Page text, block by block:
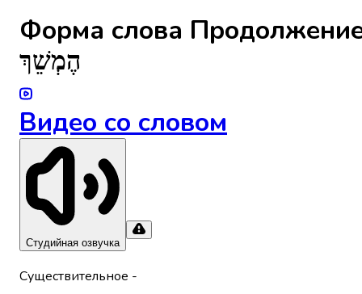
Форма слова
הֶמְשֵׁךְ
Видео со словом
Студийная озвучка
Существительное -